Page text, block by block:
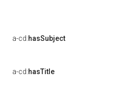
a-cd:hasSubject
a-cd:hasTitle